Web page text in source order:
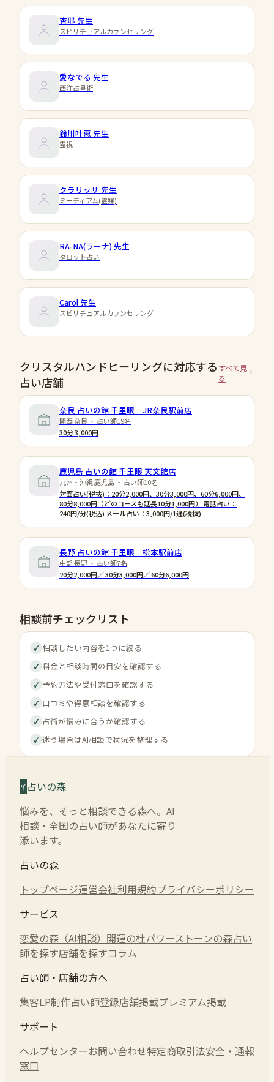
杏耶 先生
スピリチュアルカウンセリング
愛なでる 先生
西洋占星術
鈴川叶恵 先生
霊視
クラリッサ 先生
ミーディアム(霊媒)
RA-NA(ラーナ)先生
タロット占い
Carol先生
スピリチュアルカウンセリング
クリスタルハンドヒーリングに対応する
占い店舗
すべて見
る
奈良 占いの館 千里眼 JR奈良駅前店
関西 奈良 ・ 占い師19名
30分 3,000円
鹿児島 占いの館 千里眼 天文館店
九州・沖縄 鹿児島 ・ 占い師10名
対面占い(税抜)：20分2,000円、30分3,000円、60分6,000円、
80分8,000円（どのコースも延長10分1,000円） 電話占い：
240円/分(税込) メール占い：3,000円/1通(税抜)
長野 占いの館 千里眼 松本駅前店
中部 長野 ・ 占い師7名
20分2,000円／ 30分3,000円／ 60分6,000円
相談前チェックリスト
✓ 相談したい内容を1つに絞る
✓ 料金と相談時間の目安を確認する
✓ 予約方法や受付窓口を確認する
✓ 口コミや得意相談を確認する
✓ 占術が悩みに合うか確認する
✓ 迷う場合はAI相談で状況を整理する
占いの森
悩みを、そっと相談できる森へ。AI
相談・全国の占い師があなたに寄り
添います。
占いの森
トップページ運営会社利用規約プライバシーポリシー
サービス
恋愛の森（AI相談） 開運の杜パワーストーンの森占い
師を探す店舗を探すコラム
占い師・店舗の方へ
集客LP制作占い師登録店舗掲載プレミアム掲載
サポート
ヘルプセンターお問い合わせ特定商取引法安全・通報
窓口